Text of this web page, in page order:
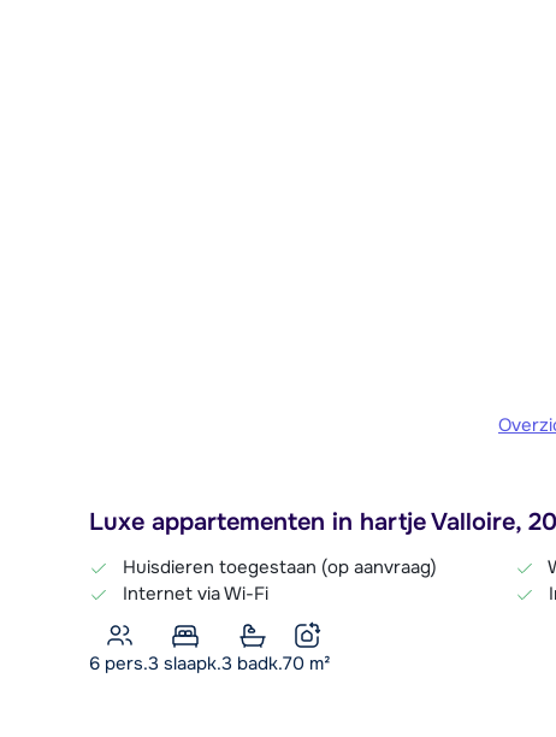
Luxe appartementen in hartje Valloire,
Huisdieren toegestaan (op aanvraag)
Internet via Wi-Fi
6 pers.3 slaapk.3 badk.70 m²